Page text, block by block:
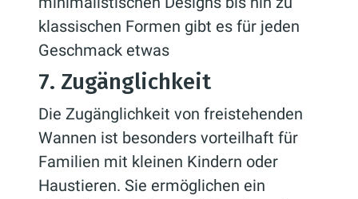
klassischen Formen gibt es für jeden
Geschmack etwas
7. Zugänglichkeit
Die Zugänglichkeit von freistehenden
Wannen ist besonders vorteilhaft für
Familien mit kleinen Kindern oder
Haustieren. Sie ermöglichen ein